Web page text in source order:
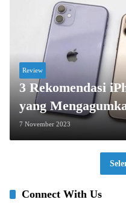
Review
3 Rekomendasi
yang
7 November 2023
Connect With Us